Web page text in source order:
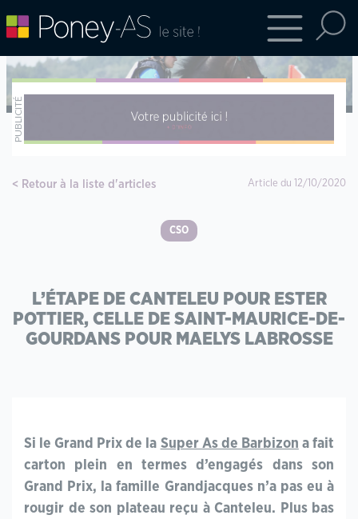
Retour à la liste d'articles Article du 12/10/2020
CSO
L’ÉTAPE DE CANTELEU POUR ESTER
POTTIER, CELLE DE SAINT-MAURICE-DE-
GOURDANS POUR MAELYS LABROSSE
Si le Grand Prix de la Super As de Barbizon a fait
carton plein en termes d’engagés dans son
Grand Prix, la famille Grandjacques n’a pas eu à
rougir de son plateau reçu à Canteleu. Plus bas